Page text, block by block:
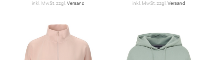
inkl. MwSt. zzgl. Versand inkl. MwSt. zzgl. Versand